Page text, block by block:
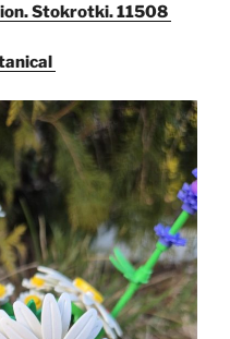
Stokrotki. 11508